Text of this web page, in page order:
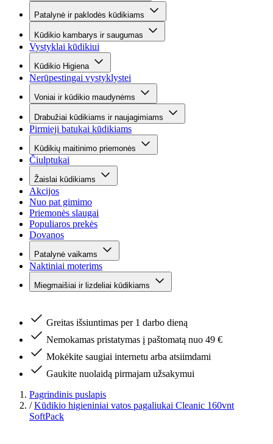
Patalynė ir paklodės kūdikiams
Kūdikio kambarys ir saugumas
Vystyklai kūdikiui
Kūdikio Higiena
Nerūpestingai vystyklystei
Voniai ir kūdikio maudynėms
Drabužiai kūdikiams ir naujagimiams
Pirmieji batukai kūdikiams
Kūdikių maitinimo priemonės
Čiulptukai
Žaislai kūdikiams
Akcijos
Nuo pat gimimo
Priemonės slaugai
Populiaros prekės
Dovanos
Patalynė vaikams
Naktiniai moterims
Miegmaišiai ir lizdeliai kūdikiams
Greitas išsiuntimas per 1 darbo dieną
Nemokamas pristatymas į paštomatą nuo 49 €
Mokėkite saugiai internetu arba atsiimdami
Gaukite nuolaidą pirmajam užsakymui
Pagrindinis puslapis
/ Kūdikio higieniniai vatos pagaliukai Cleanic 160vnt
SoftPack